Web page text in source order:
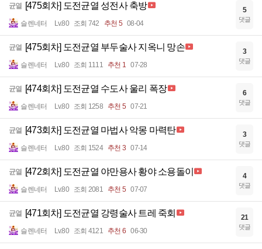
균열 [475회차] 도전균열 성전사 축방
슬렌네터 Lv.80 조회 742 추천 5 08-04
5
댓글
균열 [475회차] 도전균열 부두술사 지옥니 망손
슬렌네터 Lv.80 조회 1111 추천 1 07-28
3
댓글
균열 [474회차] 도전균열 수도사 울리 폭장
슬렌네터 Lv.80 조회 1258 추천 5 07-21
6
댓글
균열 [473회차] 도전균열 마법사 악몽 마력탄
슬렌네터 Lv.80 조회 1524 추천 3 07-14
3
댓글
균열 [472회차] 도전균열 야만용사 황야 소용돌이
슬렌네터 Lv.80 조회 2081 추천 5 07-07
4
댓글
균열 [471회차] 도전균열 강령술사 트레 죽회
슬렌네터 Lv.80 조회 4121 추천 6 06-30
21
댓글